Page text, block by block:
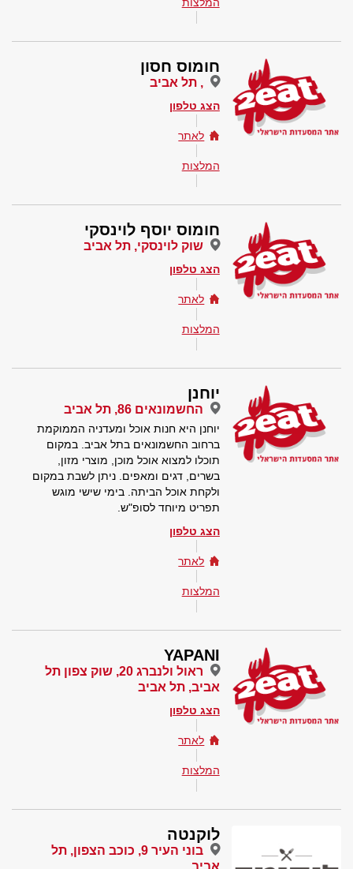
חומוס חסון
, תל אביב
הצג טלפון
לאתר
המלצות
חומוס יוסף לוינסקי
שוק לוינסקי, תל אביב
הצג טלפון
לאתר
המלצות
יוחנן
החשמונאים 86, תל אביב
יוחנן היא חנות אוכל ומעדניה הממוקמת
ברחוב החשמונאים בתל אביב. במקום
תוכלו למצוא אוכל מוכן, מוצרי מזון,
בשרים, דגים ומאפים. ניתן לשבת במקום
ולקחת אוכל הביתה. בימי שישי מוגש
תפריט מיוחד לסופ"ש.
הצג טלפון
לאתר
המלצות
YAPANI
ראול ולנברג 20, שוק צפון תל
אביב, תל אביב
הצג טלפון
לאתר
המלצות
לוקנטה
בוני העיר 9, כוכב הצפון, תל
אביב